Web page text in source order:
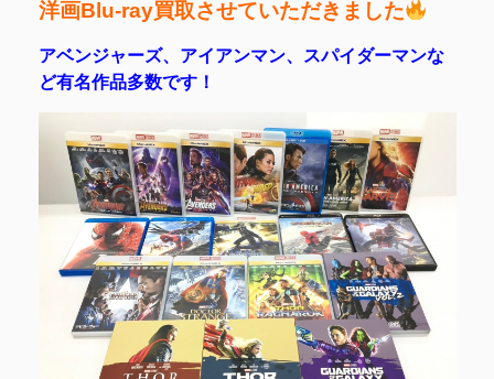
洋画Blu-ray買取させていただきました
アベンジャーズ、アイアンマン、スパイダーマンな
ど有名作品多数です！